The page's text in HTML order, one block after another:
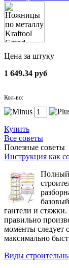
Цена за штуку
1 649.34 руб
Кол-во:
Купить
Все советы
Полезные советы
Инструкция как
Полный
гантели и
правильно
моменты следует
максимально
Виды